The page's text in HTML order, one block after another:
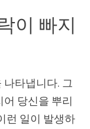
이 빠지
나타냅니다. 그
당신을 뿌리
런 일이 발생하